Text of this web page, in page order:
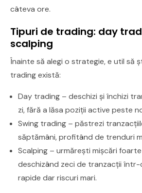
câteva ore.
Tipuri de trading: day
scalping
Înainte să alegi o strategie, e util să
trading există:
Day trading – deschizi și închizi
zi, fără a lăsa poziții active peste
Swing trading – păstrezi
săptămâni, profitând de trenduri
Scalping – urmărești mișcări
deschizând zeci de tranzacții într-
rapide dar riscuri mari.